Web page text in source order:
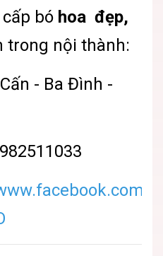
bó hoa đẹp,
trong nội thành:
- Ba Đình -